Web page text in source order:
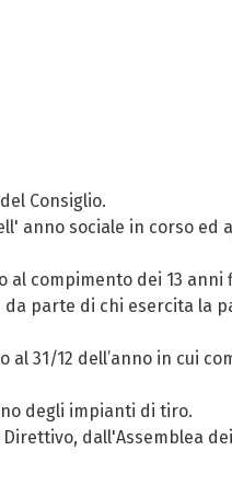
Consiglio.
anno sociale in corso ed
compimento dei 13 anni
da parte di chi esercita la
31/12 dell’anno in cui
degli impianti di tiro.
dall'Assemblea